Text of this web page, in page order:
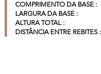
COMPRIMENTO DA BASE :
LARGURA DA BASE :
ALTURA TOTAL :
DISTÂNCIA ENTRE REBITES :